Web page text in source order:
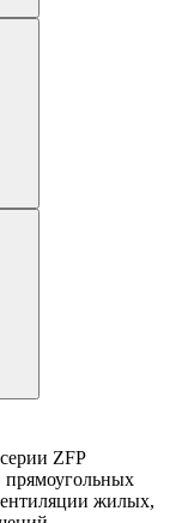
ZFP
прямоугольных
жилых,